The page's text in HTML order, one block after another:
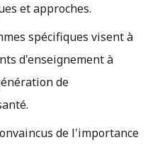
et approches.
spécifiques visent à
d'enseignement à
de
de l'importance